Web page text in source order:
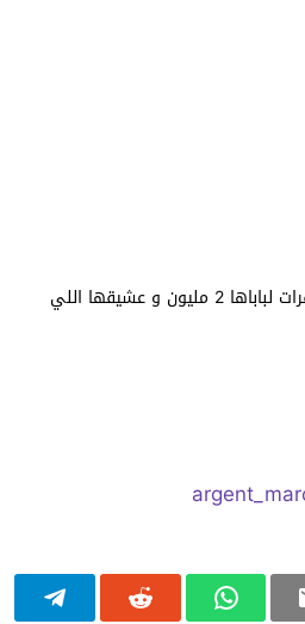
مثير… برهوشة في فاس شفرات لباباها 2 مليون و عشيقها اللي